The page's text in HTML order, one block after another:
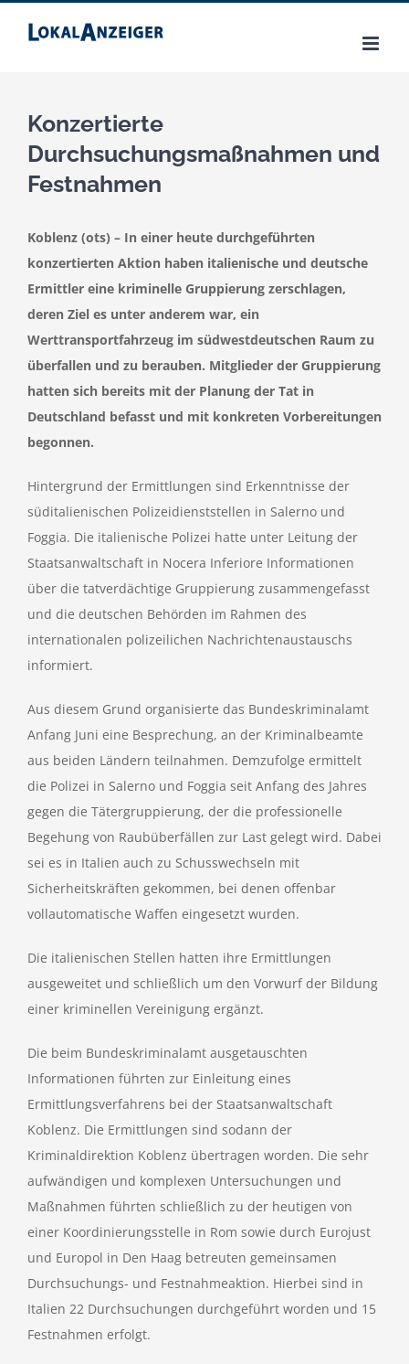
Inhalt
Konzertierte
Durchsuchungsmaßnahmen und
Festnahmen
Koblenz (ots) – In einer heute durchgeführten
konzertierten Aktion haben italienische und deutsche
Ermittler eine kriminelle Gruppierung zerschlagen,
deren Ziel es unter anderem war, ein
Werttransportfahrzeug im südwestdeutschen Raum zu
überfallen und zu berauben. Mitglieder der Gruppierung
hatten sich bereits mit der Planung der Tat in
Deutschland befasst und mit konkreten Vorbereitungen
begonnen.
Hintergrund der Ermittlungen sind Erkenntnisse der
süditalienischen Polizeidienststellen in Salerno und
Foggia. Die italienische Polizei hatte unter Leitung der
Staatsanwaltschaft in Nocera Inferiore Informationen
über die tatverdächtige Gruppierung zusammengefasst
und die deutschen Behörden im Rahmen des
internationalen polizeilichen Nachrichtenaustauschs
informiert.
Aus diesem Grund organisierte das Bundeskriminalamt
Anfang Juni eine Besprechung, an der Kriminalbeamte
aus beiden Ländern teilnahmen. Demzufolge ermittelt
die Polizei in Salerno und Foggia seit Anfang des Jahres
gegen die Tätergruppierung, der die professionelle
Begehung von Raubüberfällen zur Last gelegt wird. Dabei
sei es in Italien auch zu Schusswechseln mit
Sicherheitskräften gekommen, bei denen offenbar
vollautomatische Waffen eingesetzt wurden.
Die italienischen Stellen hatten ihre Ermittlungen
ausgeweitet und schließlich um den Vorwurf der Bildung
einer kriminellen Vereinigung ergänzt.
Die beim Bundeskriminalamt ausgetauschten
Informationen führten zur Einleitung eines
Ermittlungsverfahrens bei der Staatsanwaltschaft
Koblenz. Die Ermittlungen sind sodann der
Kriminaldirektion Koblenz übertragen worden. Die sehr
aufwändigen und komplexen Untersuchungen und
Maßnahmen führten schließlich zu der heutigen von
einer Koordinierungsstelle in Rom sowie durch Eurojust
und Europol in Den Haag betreuten gemeinsamen
Durchsuchungs- und Festnahmeaktion. Hierbei sind in
Italien 22 Durchsuchungen durchgeführt worden und 15
Festnahmen erfolgt.